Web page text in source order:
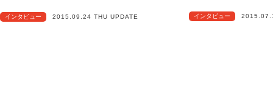
インタビュー 2015.09.24 THU UPDATE インタビュー